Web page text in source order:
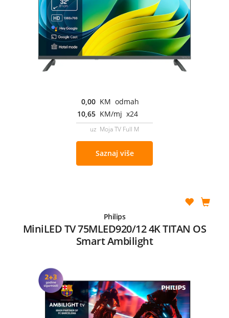
0,00 KM odmah
10,65 KM/mj x24
uz Moja TV Full M
Saznaj više
Philips
MiniLED TV 75MLED920/12 4K TITAN OS
Smart Ambilight